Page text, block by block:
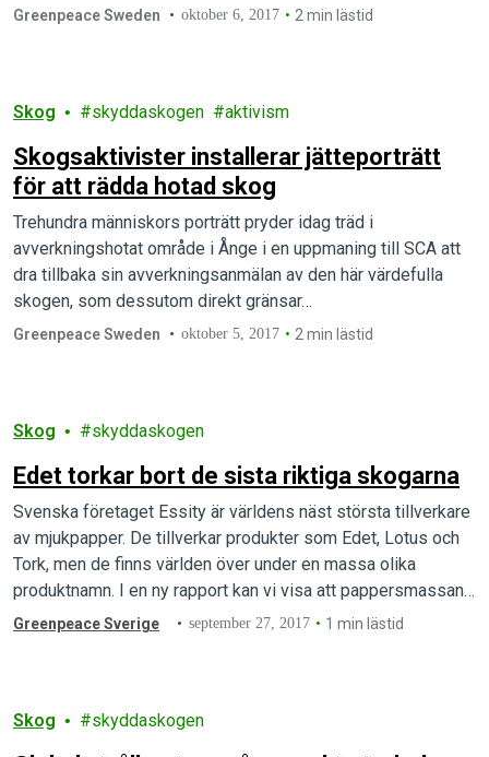
Greenpeace Sweden oktober 6, 2017 2 min lästid
Skog skyddaskogen aktivism
Skogsaktivister installerar jätteporträtt
för att rädda hotad skog
Trehundra människors porträtt pryder idag träd i
avverkningshotat område i Ånge i en uppmaning till SCA att
dra tillbaka sin avverkningsanmälan av den här värdefulla
skogen, som dessutom direkt gränsar…
Greenpeace Sweden oktober 5, 2017 2 min lästid
Skog skyddaskogen
Edet torkar bort de sista riktiga skogarna
Svenska företaget Essity är världens näst största tillverkare
av mjukpapper. De tillverkar produkter som Edet, Lotus och
Tork, men de finns världen över under en massa olika
produktnamn. I en ny rapport kan vi visa att pappersmassan
som används i tillverkningen kommer från områden med
Greenpeace Sverige september 27, 2017 1 min lästid
Skog skyddaskogen